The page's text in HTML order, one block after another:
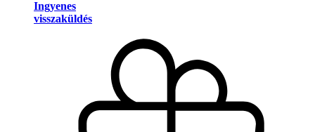
Ingyenes
visszaküldés